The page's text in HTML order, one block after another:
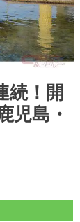
続！開
児島・